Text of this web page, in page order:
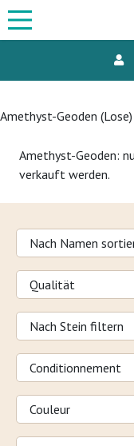
Amethyst-Geoden (Lose)
Amethyst-Geoden:
verkauft werden.